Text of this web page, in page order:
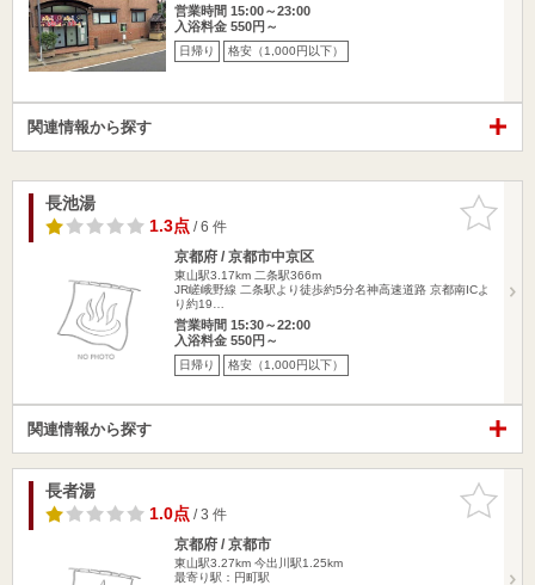
営業時間 15:00～23:00
入浴料金 550円～
日帰り 格安（1,000円以下）
関連情報から探す
お気に入
りに追加
長池湯
1.3点/ 6 件
京都府 / 京都市中京区
東山駅3.17km 二条駅366m
JR嵯峨野線 二条駅より徒歩約5分名神高速道路 京都南ICよ
り約19…
営業時間 15:30～22:00
入浴料金 550円～
日帰り 格安（1,000円以下）
関連情報から探す
お気に入
りに追加
長者湯
1.0点/ 3 件
京都府 / 京都市
東山駅3.27km 今出川駅1.25km
最寄り駅：円町駅